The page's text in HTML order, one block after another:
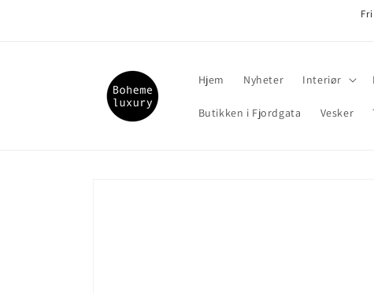
Hjem Nyheter Interiør
Butikken i Fjordgata Vesker